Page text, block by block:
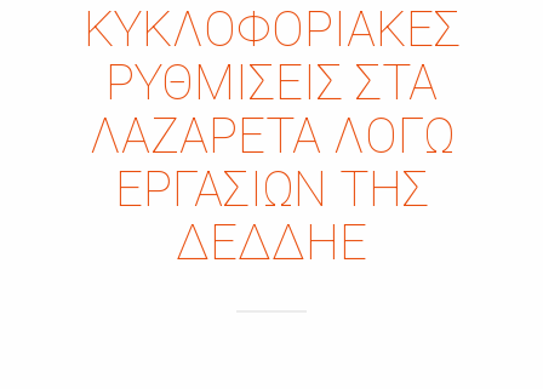
ΚΥΚΛΟΦΟΡΙΑΚΈΣ
ΡΥΘΜΊΣΕΙΣ ΣΤΑ
ΛΑΖΑΡΈΤΑ ΛΌΓΩ
ΕΡΓΑΣΙΏΝ ΤΗΣ
ΔΕΔΔΗΕ